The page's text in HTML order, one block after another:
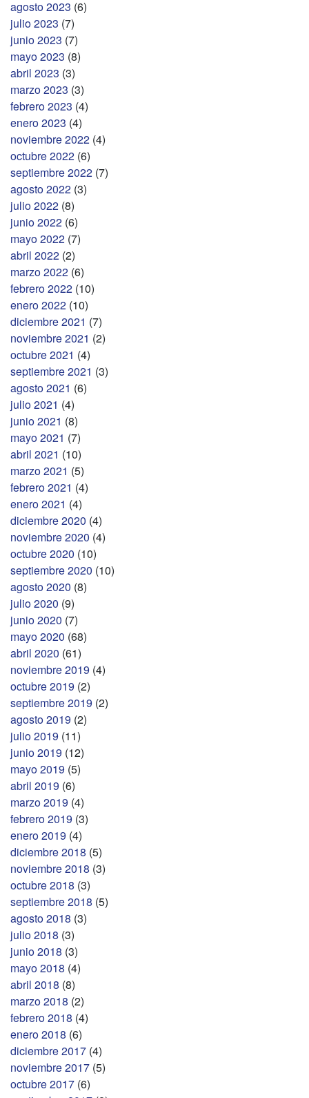
agosto 2023 (6)
julio 2023 (7)
junio 2023 (7)
mayo 2023 (8)
abril 2023 (3)
marzo 2023 (3)
febrero 2023 (4)
enero 2023 (4)
noviembre 2022 (4)
octubre 2022 (6)
septiembre 2022 (7)
agosto 2022 (3)
julio 2022 (8)
junio 2022 (6)
mayo 2022 (7)
abril 2022 (2)
marzo 2022 (6)
febrero 2022 (10)
enero 2022 (10)
diciembre 2021 (7)
noviembre 2021 (2)
octubre 2021 (4)
septiembre 2021 (3)
agosto 2021 (6)
julio 2021 (4)
junio 2021 (8)
mayo 2021 (7)
abril 2021 (10)
marzo 2021 (5)
febrero 2021 (4)
enero 2021 (4)
diciembre 2020 (4)
noviembre 2020 (4)
octubre 2020 (10)
septiembre 2020 (10)
agosto 2020 (8)
julio 2020 (9)
junio 2020 (7)
mayo 2020 (68)
abril 2020 (61)
noviembre 2019 (4)
octubre 2019 (2)
septiembre 2019 (2)
agosto 2019 (2)
julio 2019 (11)
junio 2019 (12)
mayo 2019 (5)
abril 2019 (6)
marzo 2019 (4)
febrero 2019 (3)
enero 2019 (4)
diciembre 2018 (5)
noviembre 2018 (3)
octubre 2018 (3)
septiembre 2018 (5)
agosto 2018 (3)
julio 2018 (3)
junio 2018 (3)
mayo 2018 (4)
abril 2018 (8)
marzo 2018 (2)
febrero 2018 (4)
enero 2018 (6)
diciembre 2017 (4)
noviembre 2017 (5)
octubre 2017 (6)